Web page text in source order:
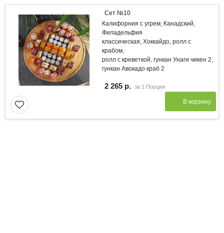
Сет №10
Калифорния с угрем, Канадский,
Филадельфия
классическая, Хоккайдо, ролл с
крабом,
ролл с креветкой, гункан Унаги чикен 2,
гункан Авокадо краб 2
2 265 р. за 1 Порция
В корзину